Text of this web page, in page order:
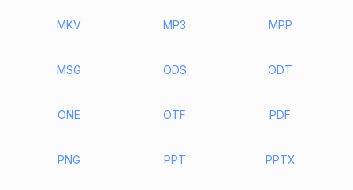
MKV MP3 MPP
MSG ODS ODT
ONE OTF PDF
PNG PPT PPTX